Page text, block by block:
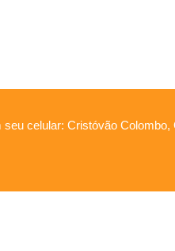
celular: Cristóvão